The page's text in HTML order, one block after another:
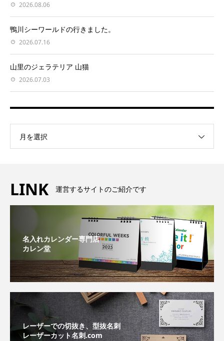
2026.08.06
鴨川シーワールドの行きました。
2026.07.16
山里のジェラテリア 山猫
2026.07.03
月を選択
LINK 運営するサイトのご紹介です
名入れカレンダー専門店
カレン堂
レーザーでの切抜き、型抜名刺
レーザーカット名刺.com